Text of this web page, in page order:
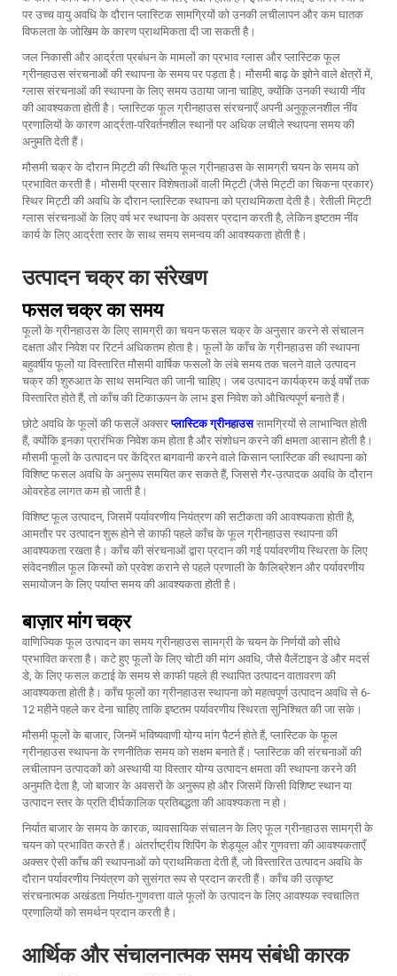
पर उच्च वायु अवधि के दौरान प्लास्टिक सामग्रियों को उनकी लचीलापन और कम घातक
विफलता के जोखिम के कारण प्राथमिकता दी जा सकती है।
जल निकासी और आर्द्रता प्रबंधन के मामलों का प्रभाव ग्लास और प्लास्टिक फूल
ग्रीनहाउस संरचनाओं की स्थापना के समय पर पड़ता है। मौसमी बाढ़ के झोने वाले क्षेत्रों में,
ग्लास संरचनाओं की स्थापना के लिए समय उठाया जाना चाहिए, क्योंकि उनकी स्थायी नींव
की आवश्यकता होती है। प्लास्टिक फूल ग्रीनहाउस संरचनाएँ अपनी अनुकूलनशील नींव
प्रणालियों के कारण आर्द्रता-परिवर्तनशील स्थानों पर अधिक लचीले स्थापना समय की
अनुमति देती हैं।
मौसमी चक्र के दौरान मिट्टी की स्थिति फूल ग्रीनहाउस के सामग्री चयन के समय को
प्रभावित करती है। मौसमी प्रसार विशेषताओं वाली मिट्टी (जैसे मिट्टी का चिकना प्रकार)
स्थिर मिट्टी की अवधि के दौरान प्लास्टिक स्थापना को प्राथमिकता देती है। रेतीली मिट्टी
ग्लास संरचनाओं के लिए वर्ष भर स्थापना के अवसर प्रदान करती है, लेकिन इष्टतम नींव
कार्य के लिए आर्द्रता स्तर के साथ समय समन्वय की आवश्यकता होती है।
उत्पादन चक्र का संरेखण
फसल चक्र का समय
फूलों के ग्रीनहाउस के लिए सामग्री का चयन फसल चक्र के अनुसार करने से संचालन
दक्षता और निवेश पर रिटर्न अधिकतम होता है। फूलों के काँच के ग्रीनहाउस की स्थापना
बहुवर्षीय फूलों या विस्तारित मौसमी वार्षिक फसलों के लंबे समय तक चलने वाले उत्पादन
चक्र की शुरुआत के साथ समन्वित की जानी चाहिए। जब उत्पादन कार्यक्रम कई वर्षों तक
विस्तारित होते हैं, तो काँच की टिकाऊपन के लाभ इस निवेश को औचित्यपूर्ण बनाते हैं।
छोटे अवधि के फूलों की फसलें अक्सरप्लास्टिक ग्रीनहाउससामग्रियों से लाभान्वित होती
हैं, क्योंकि इनका प्रारंभिक निवेश कम होता है और संशोधन करने की क्षमता आसान होती है।
मौसमी फूलों के उत्पादन पर केंद्रित बागवानी करने वाले किसान प्लास्टिक की स्थापना को
विशिष्ट फसल अवधि के अनुरूप समयित कर सकते हैं, जिससे गैर-उत्पादक अवधि के दौरान
ओवरहेड लागत कम हो जाती है।
विशिष्ट फूल उत्पादन, जिसमें पर्यावरणीय नियंत्रण की सटीकता की आवश्यकता होती है,
आमतौर पर उत्पादन शुरू होने से काफी पहले काँच के फूल ग्रीनहाउस स्थापना की
आवश्यकता रखता है। काँच की संरचनाओं द्वारा प्रदान की गई पर्यावरणीय स्थिरता के लिए
संवेदनशील फूल किस्मों को प्रवेश कराने से पहले प्रणाली के कैलिब्रेशन और पर्यावरणीय
समायोजन के लिए पर्याप्त समय की आवश्यकता होती है।
बाज़ार मांग चक्र
वाणिज्यिक फूल उत्पादन का समय ग्रीनहाउस सामग्री के चयन के निर्णयों को सीधे
प्रभावित करता है। कटे हुए फूलों के लिए चोटी की मांग अवधि, जैसे वैलेंटाइन डे और मदर्स
डे, के लिए फसल कटाई के समय से काफी पहले ही स्थापित उत्पादन वातावरण की
आवश्यकता होती है। काँचफूलों का ग्रीनहाउस स्थापना को महत्वपूर्ण उत्पादन अवधि से 6-
12 महीने पहले कर देना चाहिए ताकि इष्टतम पर्यावरणीय स्थिरता सुनिश्चित की जा सके।
मौसमी फूलों के बाजार, जिनमें भविष्यवाणी योग्य मांग पैटर्न होते हैं, प्लास्टिक के फूल
ग्रीनहाउस स्थापना के रणनीतिक समय को सक्षम बनाते हैं। प्लास्टिक की संरचनाओं की
लचीलापन उत्पादकों को अस्थायी या विस्तार योग्य उत्पादन क्षमता की स्थापना करने की
अनुमति देता है, जो बाजार के अवसरों के अनुरूप हो और जिसमें किसी विशिष्ट स्थान या
उत्पादन स्तर के प्रति दीर्घकालिक प्रतिबद्धता की आवश्यकता न हो।
निर्यात बाजार के समय के कारक, व्यावसायिक संचालन के लिए फूल ग्रीनहाउस सामग्री के
चयन को प्रभावित करते हैं। अंतर्राष्ट्रीय शिपिंग के शेड्यूल और गुणवत्ता की आवश्यकताएँ
अक्सर ऐसी काँच की स्थापनाओं को प्राथमिकता देती हैं, जो विस्तारित उत्पादन अवधि के
दौरान पर्यावरणीय नियंत्रण को सुसंगत रूप से प्रदान करती हैं। काँच की उत्कृष्ट
संरचनात्मक अखंडता निर्यात-गुणवत्ता वाले फूलों के उत्पादन के लिए आवश्यक स्वचालित
प्रणालियों को समर्थन प्रदान करती है।
आर्थिक और संचालनात्मक समय संबंधी कारक